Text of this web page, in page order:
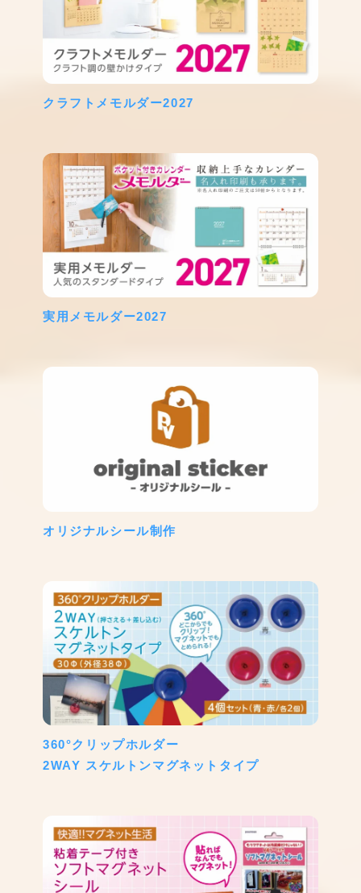
クラフトメモルダー2027
実用メモルダー2027
オリジナルシール制作
360°クリップホルダー
2WAY スケルトンマグネットタイプ